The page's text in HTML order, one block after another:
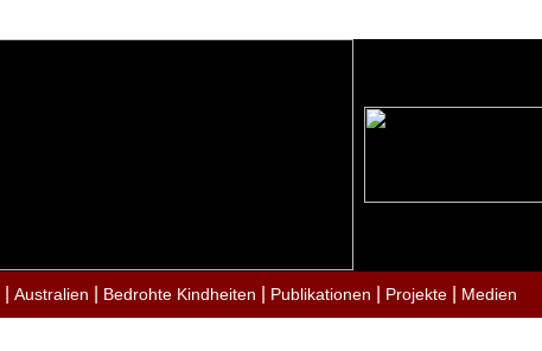
Australien Bedrohte Kindheiten Publikationen Projekte Medien